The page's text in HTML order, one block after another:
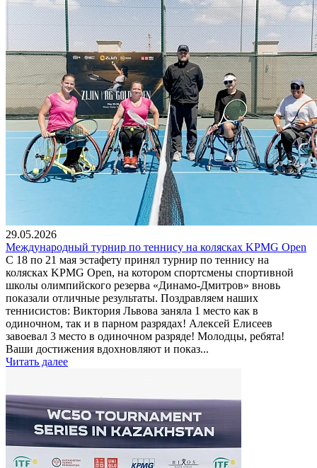
29.05.2026
Международный турнир по теннису на колясках KPMG Open
С 18 по 21 мая эстафету принял турнир по теннису на
колясках KPMG Open, на котором спортсмены спортивной
школы олимпийского резерва «Динамо-Дмитров» вновь
показали отличные результаты. Поздравляем наших
теннисистов: Виктория Львова заняла 1 место как в
одиночном, так и в парном разрядах! Алексей Елисеев
завоевал 3 место в одиночном разряде! Молодцы, ребята!
Ваши достижения вдохновляют и показ...
Читать далее